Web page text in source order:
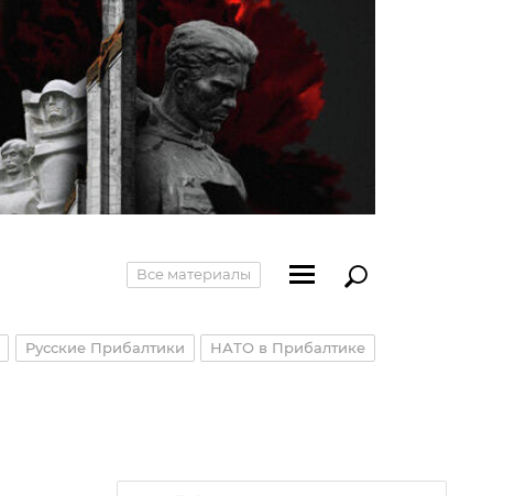
Все материалы
Русские Прибалтики НАТО в Прибалтике